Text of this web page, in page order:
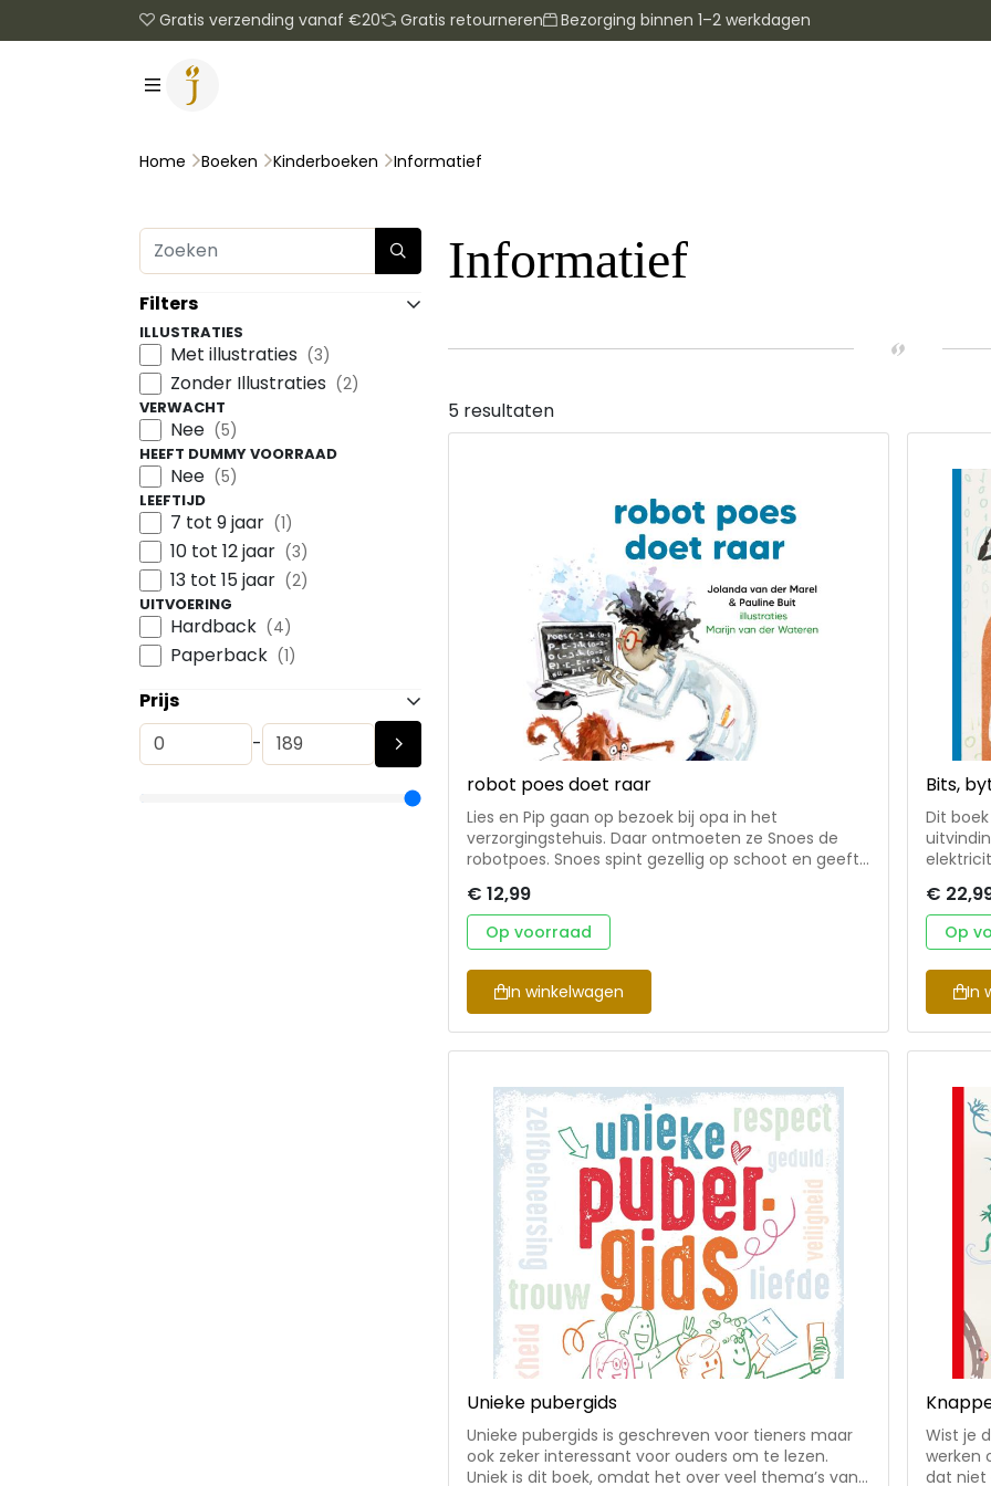
Gratis verzending vanaf €20 Gratis retourneren Bezorging binnen 1–2 werkdagen
Home Boeken Kinderboeken Informatief
Filters
ILLUSTRATIES
Met illustraties (3)
Zonder Illustraties (2)
VERWACHT
Nee (5)
HEEFT DUMMY VOORRAAD
Nee (5)
LEEFTIJD
7 tot 9 jaar (1)
10 tot 12 jaar (3)
13 tot 15 jaar (2)
UITVOERING
Hardback (4)
Paperback (1)
Prijs
-
Informatief
5 resultaten
robot poes doet raar
Lies en Pip gaan op bezoek bij opa in het
verzorgingstehuis. Daar ontmoeten ze Snoes de
robotpoes. Snoes spint gezellig op schoot en geeft
wat er aan de hand is. Hoe werkt Snoes precies en
kan ze gemaakt worden? In dit leesboek op AVI-E3
niveau ontdek je hoe een robot werkt en leer je iets
over programmeren. Uniek concept: science voor
beginnende lezer AVI-E3 serie ‘lees en leer met prof
plof’ • fictie met een educatieve twist • leuk
leesverhaal én informatie in aparte leesblokjes •
inclusief proefjes en opdrachten • met humor en
Jolanda van der Marel verzorgen regelmatig
inspirerend (educatief) materiaal voor kinderen. De
illustraties van Marijn van der Wateren kenmerken
zich door heldere kleuren, veel beweging en fijne
dynamiek.
€ 12,99
Op voorraad
In winkelwagen
Bits,
Dit
Van de
werkten
miljard
uitvinden. Inclusief onderwerpen als
Voor
basis
en
€
Op
In
Unieke pubergids
Unieke pubergids is geschreven voor tieners maar
ook zeker interessant voor ouders om te lezen.
Uniek is dit boek, omdat het over veel thema’s van
Wist je
werken
dat niet